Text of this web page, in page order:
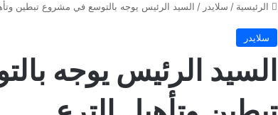
الرئيسية / سلايدر / السيد الرئيس يوجه بالتوسع في مشروع تبطين
سلايدر
السيد الرئيس يوجه